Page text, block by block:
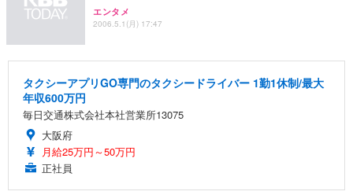
エンタメ
2006.5.1(月) 17:47
タクシーアプリGO専門のタクシードライバー 1勤1休制/最大
年収600万円
毎日交通株式会社本社営業所13075
大阪府
月給25万円～50万円
正社員